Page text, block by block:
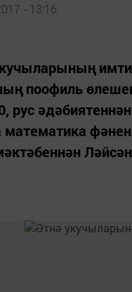
- 13:16
поофиль
рус
математика